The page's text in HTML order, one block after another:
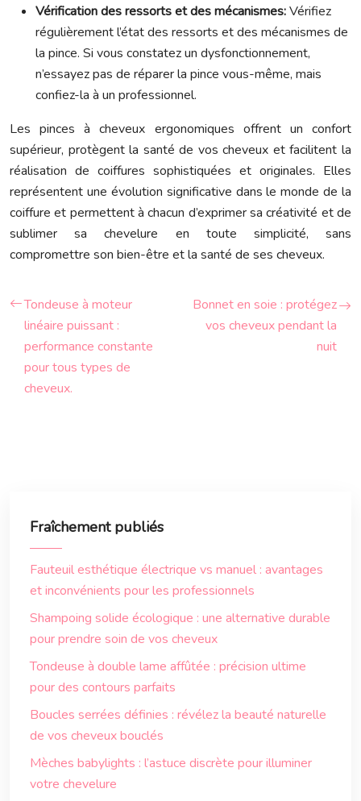
Vérification des ressorts et des mécanismes:Vérifiez
régulièrement l’état des ressorts et des mécanismes de
la pince. Si vous constatez un dysfonctionnement,
n’essayez pas de réparer la pince vous-même, mais
confiez-la à un professionnel.
Les pinces à cheveux ergonomiques offrent un confort
supérieur, protègent la santé de vos cheveux et facilitent la
réalisation de coiffures sophistiquées et originales. Elles
représentent une évolution significative dans le monde de la
coiffure et permettent à chacun d’exprimer sa créativité et de
sublimer sa chevelure en toute simplicité, sans
compromettre son bien-être et la santé de ses cheveux.
Tondeuse à moteur
linéaire puissant :
performance constante
pour tous types de
cheveux.
Bonnet en soie : protégez
vos cheveux pendant la
nuit
Fraîchement publiés
Fauteuil esthétique électrique vs manuel : avantages
et inconvénients pour les professionnels
Shampoing solide écologique : une alternative durable
pour prendre soin de vos cheveux
Tondeuse à double lame affûtée : précision ultime
pour des contours parfaits
Boucles serrées définies : révélez la beauté naturelle
de vos cheveux bouclés
Mèches babylights : l’astuce discrète pour illuminer
votre chevelure